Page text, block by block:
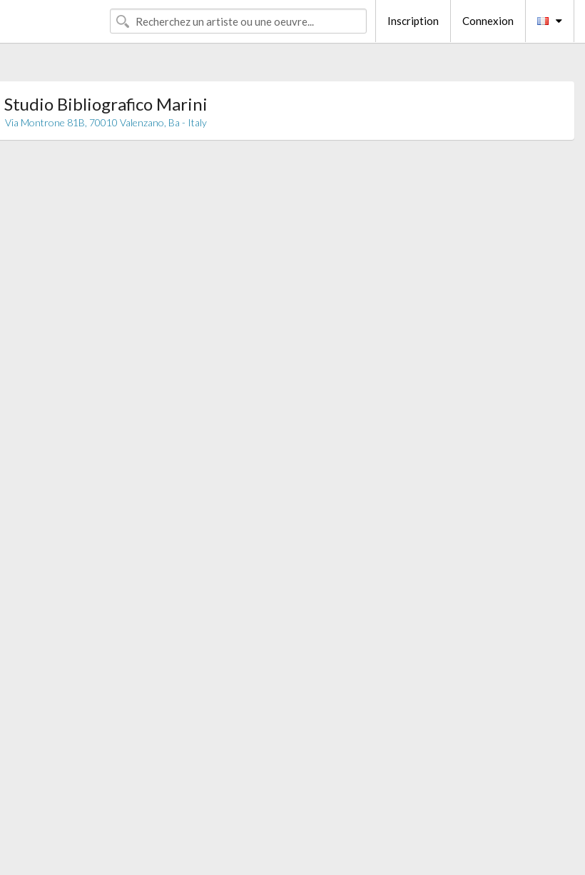
Inscription Connexion
Studio Bibliografico Marini
Via Montrone 81B, 70010 Valenzano, Ba - Italy